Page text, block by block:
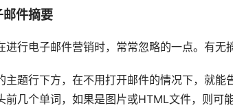
邮件摘要
进行电子邮件营销时，常常忽略的一点。有无
主题行下方，在不用打开邮件的情况下，就
前几个单词，如果是图片或HTML文件，则可